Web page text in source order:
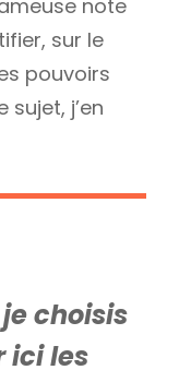
note
sur le
pouvoirs
j’en
choisis
ici les